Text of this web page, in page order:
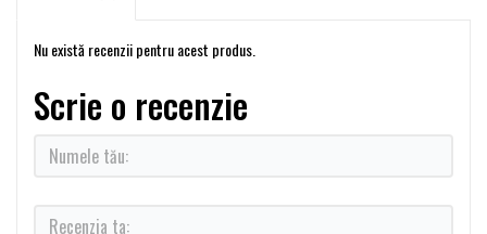
Nu există recenzii pentru acest produs.
Scrie o recenzie